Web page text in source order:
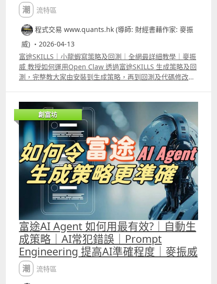
潮流特區
程式交易 www.quants.hk (導師: 財經書藉作家: 麥振
威) ・2026-04-13
富途SKILLS｜小龍蝦寫策略及回測｜全網最詳細教學｜麥振
威 教授如何運用Open Claw 透過富途SKILLS 生成策略及回
測，完整教大家由安裝到生成策略，再到回測及代碼修改。
運用龍蝦生成策略及回測，便必需懂得它的優點及缺點，以
及懂得識別AI生成策略時的錯誤。
創富坊
富途AI Agent 如何用最有效?｜自動生
成策略｜AI常犯錯誤｜Prompt
Engineering 提高AI準確程度｜麥振威
潮流特區